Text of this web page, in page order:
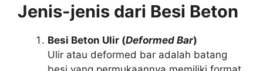
Jenis-jenis dari Besi Beton
Besi Beton Ulir (Deformed Bar)
Ulir atau deformed bar adalah batang